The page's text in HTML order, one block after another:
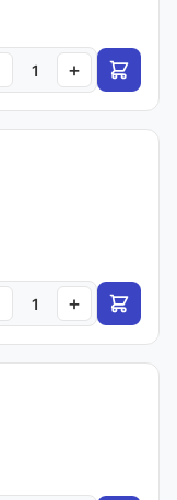
+
+